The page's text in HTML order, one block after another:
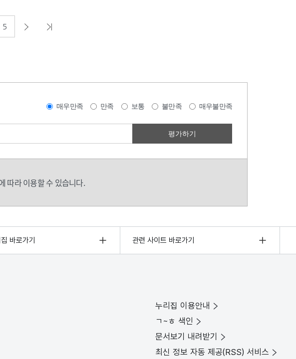
5
매우만족 만족 보통 불만족 매우불만족
따라 이용할 수 있습니다.
바로가기 관련 사이트 바로가기
누리집 이용안내
ㄱ~ㅎ 색인
문서보기 내려받기
최신 정보 자동 제공(RSS) 서비스